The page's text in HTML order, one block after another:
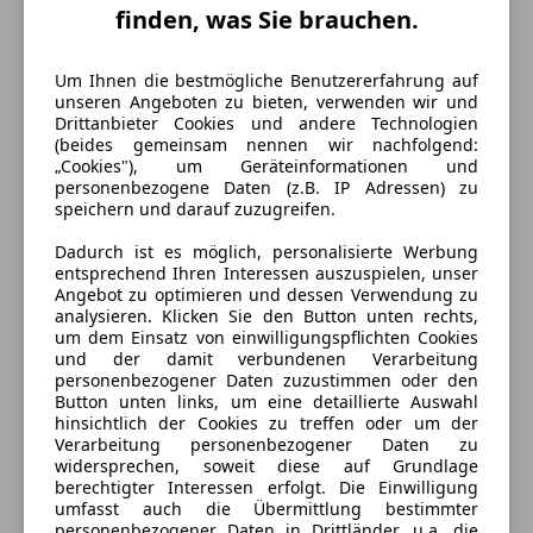
Energieverbrauch
Anderer Energieträger
Strom
Kraftstoffverbrauch
1,20l/100 km (komb.)
CO₂-Emissionen
27 g/km (komb.)
Ausstattung
finden, was Sie brauchen.
Um Ihnen die bestmögliche Benutzererfahrung auf
unseren Angeboten zu bieten, verwenden wir und
Drittanbieter Cookies und andere Technologien
(beides gemeinsam nennen wir nachfolgend:
„Cookies"), um Geräteinformationen und
personenbezogene Daten (z.B. IP Adressen) zu
speichern und darauf zuzugreifen.
Dadurch ist es möglich, personalisierte Werbung
entsprechend Ihren Interessen auszuspielen, unser
Angebot zu optimieren und dessen Verwendung zu
analysieren. Klicken Sie den Button unten rechts,
um dem Einsatz von einwilligungspflichten Cookies
und der damit verbundenen Verarbeitung
personenbezogener Daten zuzustimmen oder den
Button unten links, um eine detaillierte Auswahl
hinsichtlich der Cookies zu treffen oder um der
Verarbeitung personenbezogener Daten zu
widersprechen, soweit diese auf Grundlage
berechtigter Interessen erfolgt. Die Einwilligung
umfasst auch die Übermittlung bestimmter